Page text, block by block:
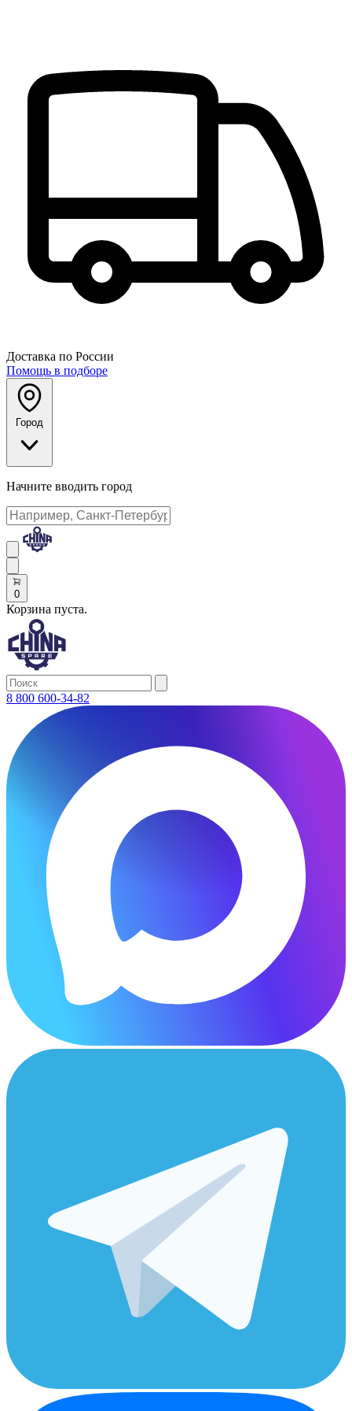
Доставка по России
Помощь в подборе
Город
Начните вводить город
0
Корзина пуста.
8 800 600-34-82